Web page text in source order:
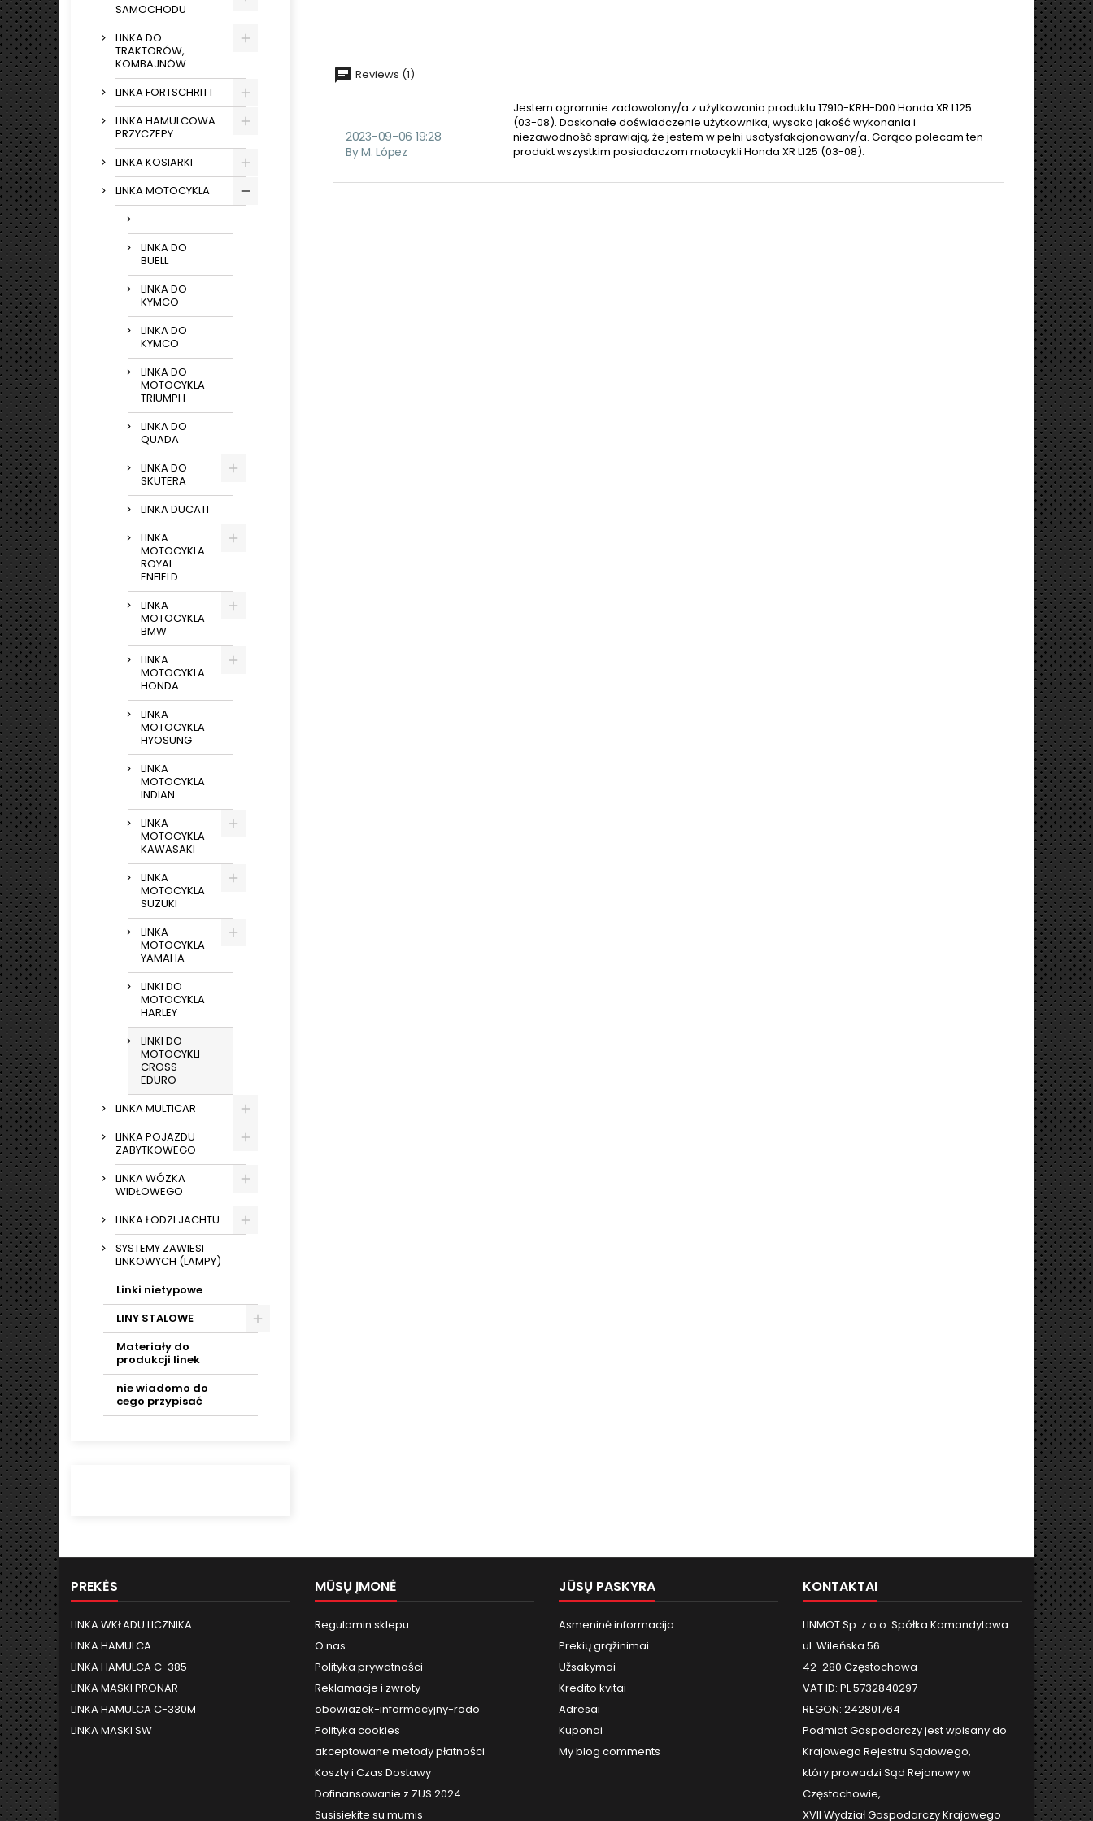
SAMOCHODU
LINKA DO
TRAKTORÓW,
KOMBAJNÓW
LINKA FORTSCHRITT
LINKA HAMULCOWA
PRZYCZEPY
LINKA KOSIARKI
LINKA MOTOCYKLA
LINKA DO
BUELL
LINKA DO
KYMCO
LINKA DO
KYMCO
LINKA DO
MOTOCYKLA
TRIUMPH
LINKA DO
QUADA
LINKA DO
SKUTERA
LINKA DUCATI
LINKA
MOTOCYKLA
ROYAL
ENFIELD
LINKA
MOTOCYKLA
BMW
LINKA
MOTOCYKLA
HONDA
LINKA
MOTOCYKLA
HYOSUNG
LINKA
MOTOCYKLA
INDIAN
LINKA
MOTOCYKLA
KAWASAKI
LINKA
MOTOCYKLA
SUZUKI
LINKA
MOTOCYKLA
YAMAHA
LINKI DO
MOTOCYKLA
HARLEY
LINKI DO
MOTOCYKLI
CROSS
EDURO
LINKA MULTICAR
LINKA POJAZDU
ZABYTKOWEGO
LINKA WÓZKA
WIDŁOWEGO
LINKA ŁODZI JACHTU
SYSTEMY ZAWIESI
LINKOWYCH (LAMPY)
Linki nietypowe
LINY STALOWE
Materiały do
produkcji linek
nie wiadomo do
cego przypisać
Reviews (1)
2023-09-06 19:28
By M. López
Jestem ogromnie zadowolony/a z użytkowania produktu 17910-KRH-D00 Honda XR L125
(03-08). Doskonałe doświadczenie użytkownika, wysoka jakość wykonania i
niezawodność sprawiają, że jestem w pełni usatysfakcjonowany/a. Gorąco polecam ten
produkt wszystkim posiadaczom motocykli Honda XR L125 (03-08).
PREKĖS
LINKA WKŁADU LICZNIKA
LINKA HAMULCA
LINKA HAMULCA C-385
LINKA MASKI PRONAR
LINKA HAMULCA C-330M
LINKA MASKI SW
MŪSŲ ĮMONĖ
Regulamin sklepu
O nas
Polityka prywatności
Reklamacje i zwroty
obowiazek-informacyjny-rodo
Polityka cookies
akceptowane metody płatności
Koszty i Czas Dostawy
Dofinansowanie z ZUS 2024
Susisiekite su mumis
JŪSŲ PASKYRA
Asmeninė informacija
Prekių grąžinimai
Užsakymai
Kredito kvitai
Adresai
Kuponai
My blog comments
KONTAKTAI
LINMOT Sp. z o.o. Spółka Komandytowa
ul. Wileńska 56
42-280 Częstochowa
VAT ID: PL 5732840297
REGON: 242801764
Podmiot Gospodarczy jest wpisany do
Krajowego Rejestru Sądowego,
który prowadzi Sąd Rejonowy w
Częstochowie,
XVII Wydział Gospodarczy Krajowego